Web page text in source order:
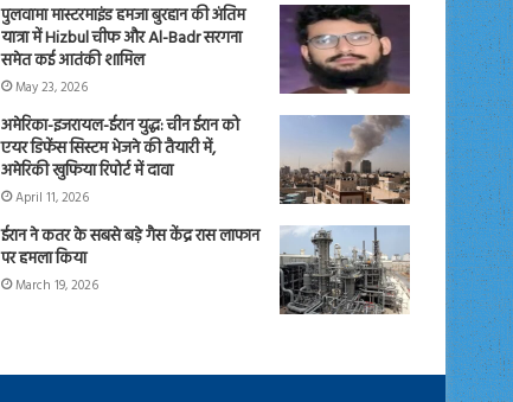
पुलवामा मास्टरमाइंड हमजा बुरहान की अंतिम
यात्रा में Hizbul चीफ और Al-Badr सरगना
समेत कई आतंकी शामिल
May 23, 2026
अमेरिका-इजरायल-ईरान युद्ध: चीन ईरान को
एयर डिफेंस सिस्टम भेजने की तैयारी में,
अमेरिकी खुफिया रिपोर्ट में दावा
April 11, 2026
ईरान ने कतर के सबसे बड़े गैस केंद्र रास लाफान
पर हमला किया
March 19, 2026